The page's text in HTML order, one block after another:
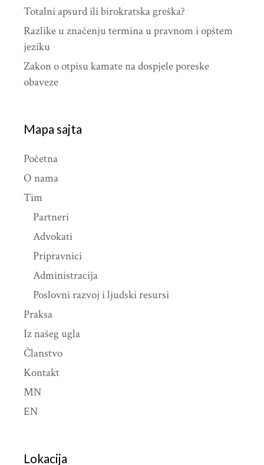
Totalni apsurd ili birokratska greška?
Razlike u značenju termina u pravnom i opštem
jeziku
Zakon o otpisu kamate na dospjele poreske
obaveze
Mapa sajta
Početna
O nama
Tim
Partneri
Advokati
Pripravnici
Administracija
Poslovni razvoj i ljudski resursi
Praksa
Iz našeg ugla
Članstvo
Kontakt
MN
EN
Lokacija